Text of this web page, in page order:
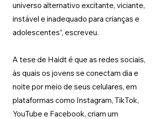
universo alternativo excitante, viciante,
instável e inadequado para crianças e
adolescentes”, escreveu.
A tese de Haidt é que as redes sociais,
às quais os jovens se conectam dia e
noite por meio de seus celulares, em
plataformas como Instagram, TikTok,
YouTube e Facebook, criam um